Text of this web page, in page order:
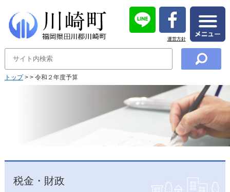
運営方針
トップ> > 令和２年度予算
税金・財政